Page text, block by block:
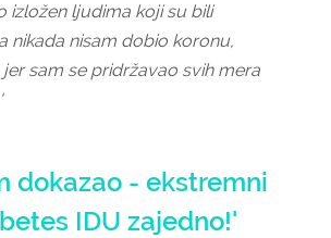
izložen ljudima koji su bili
nikada nisam dobio koronu,
sam se pridržavao svih mera
dokazao - ekstremni
IDU zajedno!'